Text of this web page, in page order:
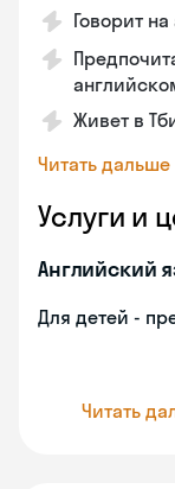
Говорит
Живет в
Читать дальше
Услуги и
Английский
Для детей -
Читать